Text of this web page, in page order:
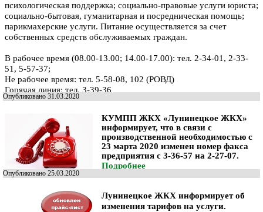
психологическая поддержка; социально-правовые услуги юриста;
социально-бытовая, гуманитарная и посредническая помощь;
парикмахерские услуги. Питание осуществляется за счет
собственных средств обслуживаемых граждан.
В рабочее время (08.00-13.00; 14.00-17.00): тел. 2-34-01, 2-33-
51, 5-57-37;
Не рабочее время: тел. 5-58-08, 102 (РОВД)
Горячая линия: тел. 3-39-36
Опубликовано 31.03.2020
КУМПП ЖКХ «Лунинецкое ЖКХ»
информирует, что в связи с
производственной необходимостью с
23 марта 2020 изменен номер факса
предприятия с 3-36-57 на 2-27-07.
Подробнее
Опубликовано 25.03.2020
Лунинецкое ЖКХ информирует об
изменения тарифов на услуги.